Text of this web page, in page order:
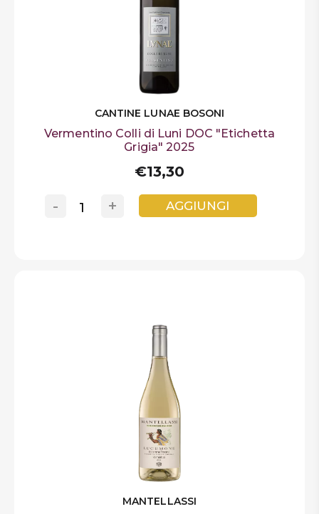
CANTINE LUNAE BOSONI
Vermentino Colli di Luni DOC "Etichetta
Grigia" 2025
€13,30
+
- AGGIUNGI
MANTELLASSI